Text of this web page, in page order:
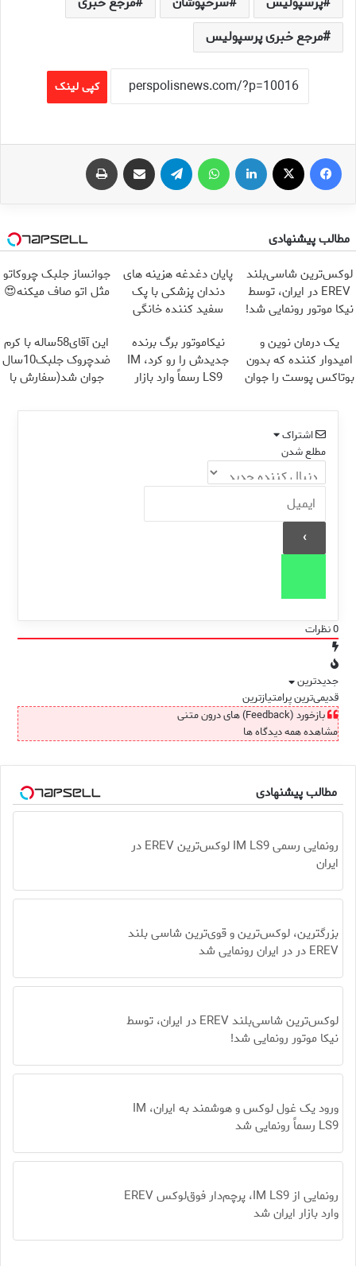
مرجع خبری پرسپولیس
کپی لینک
فیس بوک لینکدین تلگرام اشتراک گذاری از طریق ایمیل
مطالب پیشنهادی
لوکس‌ترین شاسی‌بلند
EREV در ایران، توسط
نیکا موتور رونمایی شد!
پایان دغدغه هزینه های
دندان پزشکی با پک
سفید کننده خانگی
جوانساز جلبک چروکاتو
مثل اتو صاف میکنه😍
یک درمان نوین و
امیدوار کننده که بدون
بوتاکس پوست را جوان
نیکاموتور برگ برنده
جدیدش را رو کرد، IM
LS9 رسماً وارد بازار
این آقای58ساله با کرم
ضدچروک جلبک10سال
جوان شد(سفارش با
اشتراک
مطلع شدن
0نظرات
جدیدترین
قدیمی‌ترینپرامتیازترین
بازخورد (Feedback) های درون متنی
مشاهده همه دیدگاه ها
مطالب پیشنهادی
رونمایی رسمی IM LS9 لوکس‌ترین EREV در
ایران
بزرگترین، لوکس‌ترین و قوی‌ترین شاسی بلند
EREV در در ایران رونمایی شد
لوکس‌ترین شاسی‌بلند EREV در ایران، توسط
نیکا موتور رونمایی شد!
ورود یک غول لوکس و هوشمند به ایران، IM
LS9 رسماً رونمایی شد
رونمایی از IM LS9، پرچم‌دار فوق‌لوکس EREV
وارد بازار ایران شد